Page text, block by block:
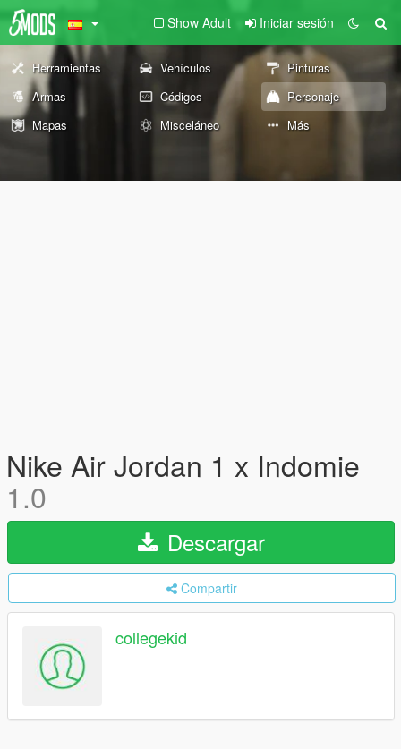
Show Adult Iniciar sesión
Herramientas Vehículos
Pinturas
Armas
Códigos
Personaje
Mapas
Misceláneo Más
Nike Air Jordan 1 x Indomie
1.0
Descargar
Compartir
collegekid